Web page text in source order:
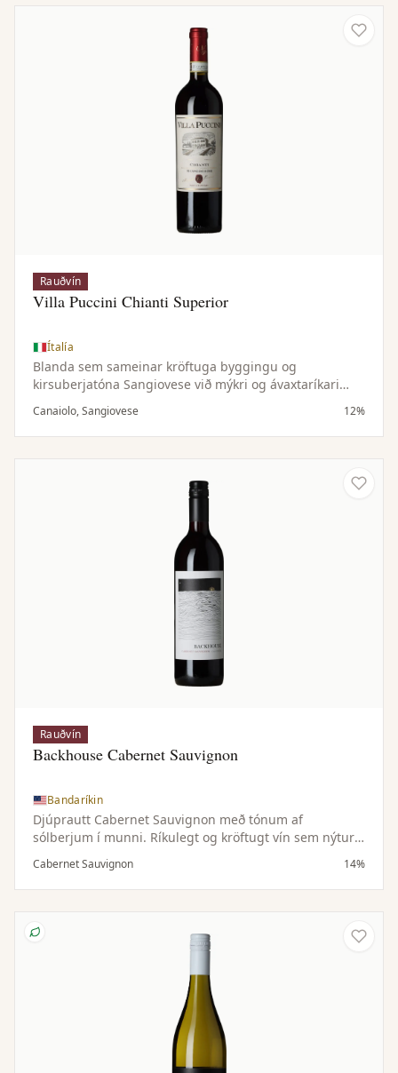
Rauðvín
Villa Puccini Chianti Superior
Ítalía
Blanda sem sameinar kröftuga byggingu og
kirsuberjatóna Sangiovese við mýkri og ávaxtaríkari
einkenni Canaiolo — samstillt og vel jafnvægisstillt vín.
Canaiolo, Sangiovese 12%
Rauðvín
Backhouse Cabernet Sauvignon
Bandaríkin
Djúprautt Cabernet Sauvignon með tónum af
sólberjum í munni. Ríkulegt og kröftugt vín sem nýtur
sín með ýmsum réttum, svo sem matarmiklum
pastaréttum og grilluðu kjöti eða grænmeti.
Cabernet Sauvignon 14%